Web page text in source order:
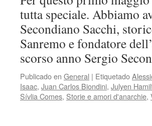
tutta speciale. Abbiamo
Secondiano Sacchi,
Sanremo e fondatore
scorso anno Sergio
Publicado en General | Etiquetado
Isaac, Juan Carlos Biondini, Julyen
Sívlia Comes, Storie e amori d'anarchie,